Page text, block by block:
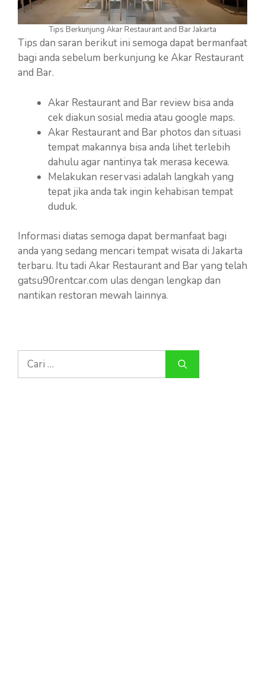
Tips Berkunjung Akar Restaurant and Bar Jakarta
Tips dan saran berikut ini semoga dapat bermanfaat
bagi anda sebelum berkunjung ke Akar Restaurant
and Bar.
Akar Restaurant and Bar review bisa anda
cek diakun sosial media atau google maps.
Akar Restaurant and Bar photos dan situasi
tempat makannya bisa anda lihet terlebih
dahulu agar nantinya tak merasa kecewa.
Melakukan reservasi adalah langkah yang
tepat jika anda tak ingin kehabisan tempat
duduk.
Informasi diatas semoga dapat bermanfaat bagi
anda yang sedang mencari tempat wisata di Jakarta
terbaru. Itu tadi Akar Restaurant and Bar yang telah
gatsu90rentcar.com ulas dengan lengkap dan
nantikan restoran mewah lainnya.
Cari
untuk: